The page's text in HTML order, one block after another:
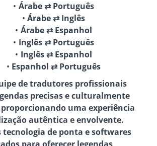
Árabe ⇄ Português
Árabe ⇄ Inglês
Árabe ⇄ Espanhol
Inglês ⇄ Português
Inglês ⇄ Espanhol
Espanhol ⇄ Português
de tradutores profissionais
precisas e culturalmente
uma experiência
autêntica e envolvente.
de ponta e softwares